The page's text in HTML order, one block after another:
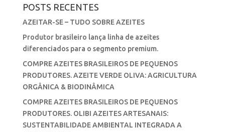
POSTS RECENTES
AZEITAR-SE – TUDO SOBRE AZEITES
Produtor brasileiro lança linha de azeites
diferenciados para o segmento premium.
COMPRE AZEITES BRASILEIROS DE PEQUENOS
PRODUTORES. AZEITE VERDE OLIVA: AGRICULTURA
ORGÂNICA & BIODINÂMICA
COMPRE AZEITES BRASILEIROS DE PEQUENOS
PRODUTORES. OLIBI AZEITES ARTESANAIS:
SUSTENTABILIDADE AMBIENTAL INTEGRADA A